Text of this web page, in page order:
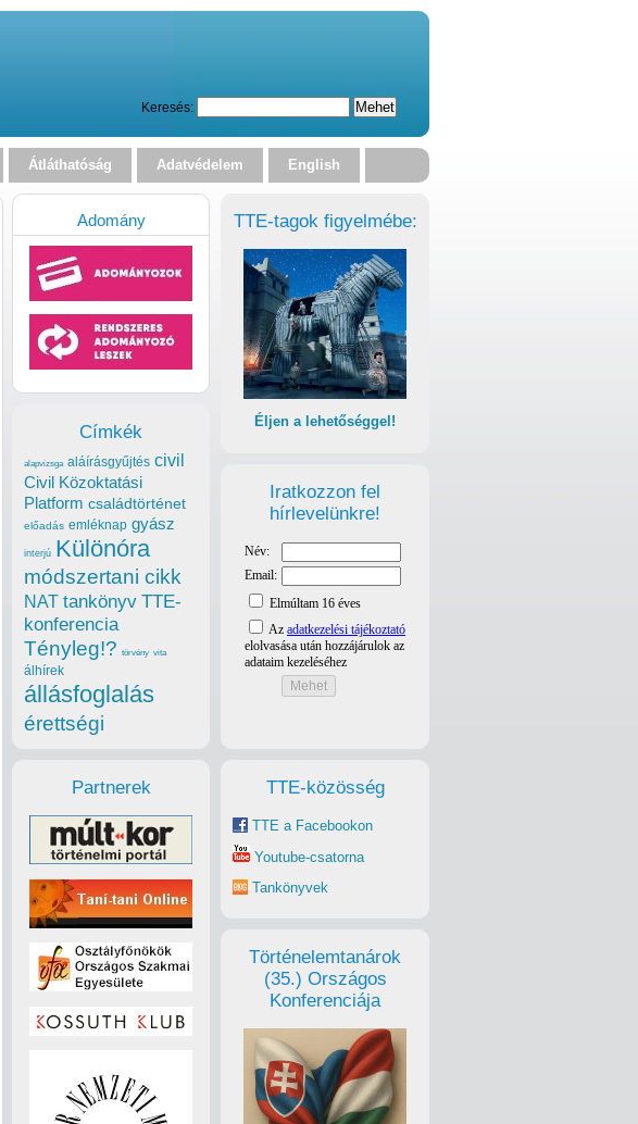
Keresés:
Átláthatóság Adatvédelem English
TTE-tagok figyelmébe:
Éljen a lehetőséggel!
Iratkozzon fel
hírlevelünkre!
TTE-közösség
TTE a Facebookon
Youtube-csatorna
Tankönyvek
Történelemtanárok
(35.) Országos
Konferenciája
Adomány
Címkék
alapvizsga aláírásgyűjtés civil
Civil Közoktatási
Platform családtörténet
előadás emléknap gyász
interjú Különóra
módszertani cikk
NAT tankönyv TTE-
konferencia
Tényleg!? törvény vita
álhírek
állásfoglalás
érettségi
Partnerek